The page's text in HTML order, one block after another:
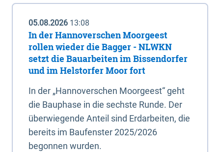
05.08.2026 13:08
In der Hannoverschen Moorgeest
rollen wieder die Bagger - NLWKN
setzt die Bauarbeiten im Bissendorfer
und im Helstorfer Moor fort
In der „Hannoverschen Moorgeest“ geht
die Bauphase in die sechste Runde. Der
überwiegende Anteil sind Erdarbeiten, die
bereits im Baufenster 2025/2026
begonnen wurden.